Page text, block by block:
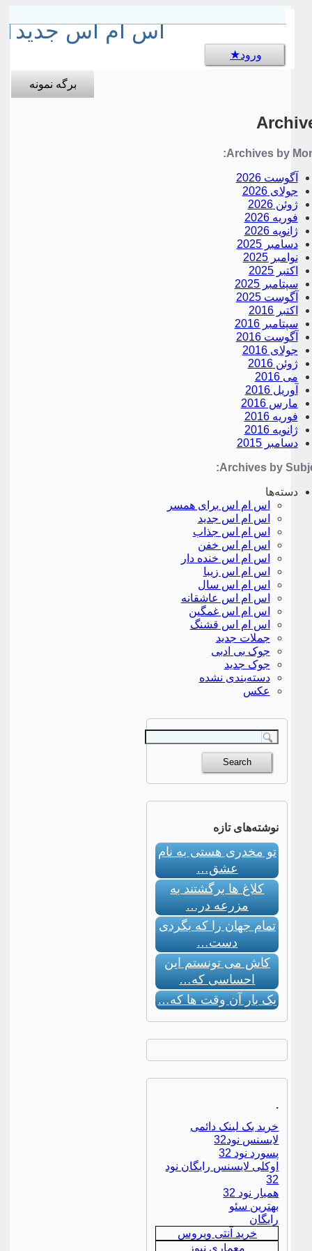
اس ام اس جدید
ورود
برگه نمونه
Archives by
آگوست 2026
جولای 2026
ژوئن 2026
فوریه 2026
ژانویه 2026
دسامبر 2025
نوامبر 2025
اکتبر 2025
سپتامبر 2025
آگوست 2025
اکتبر 2016
سپتامبر 2016
آگوست 2016
جولای 2016
ژوئن 2016
می 2016
آوریل 2016
مارس 2016
فوریه 2016
ژانویه 2016
دسامبر 2015
Archives by
دسته‌ها
اس ام اس برای همسر
اس ام اس جدید
اس ام اس جذاب
اس ام اس خفن
اس ام اس خنده دار
اس ام اس زیبا
اس ام اس سال
اس ام اس عاشقانه
اس ام اس غمگین
اس ام اس قشنگ
جملات جدید
جوک بی ادبی
جوک جدید
دسته‌بندی نشده
عکس
نوشته‌های تازه
تو مخدری هستی به نام
عشق…
کلاغ ها برگشتند به
مزرعه در…
تمام جهان را که بگردی
دست…
کاش می تونستم این
احساسی که…
یک بار آن وقت ها که…
.
خرید بک لینک دائمی
لایسنس نود32
پسورد نود 32
اوکلی لایسنس رایگان نود
32
همیار نود 32
بهترین سئو
رایگان
خرید آنتی ویروس
معماری نیوز